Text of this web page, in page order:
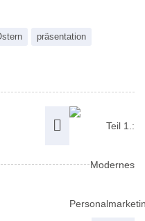
präsentation